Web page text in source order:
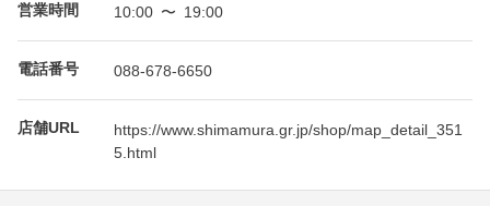
営業時間 10:00 〜 19:00
電話番号 088-678-6650
店舗URL
https://www.shimamura.gr.jp/shop/map_detail_351
5.html